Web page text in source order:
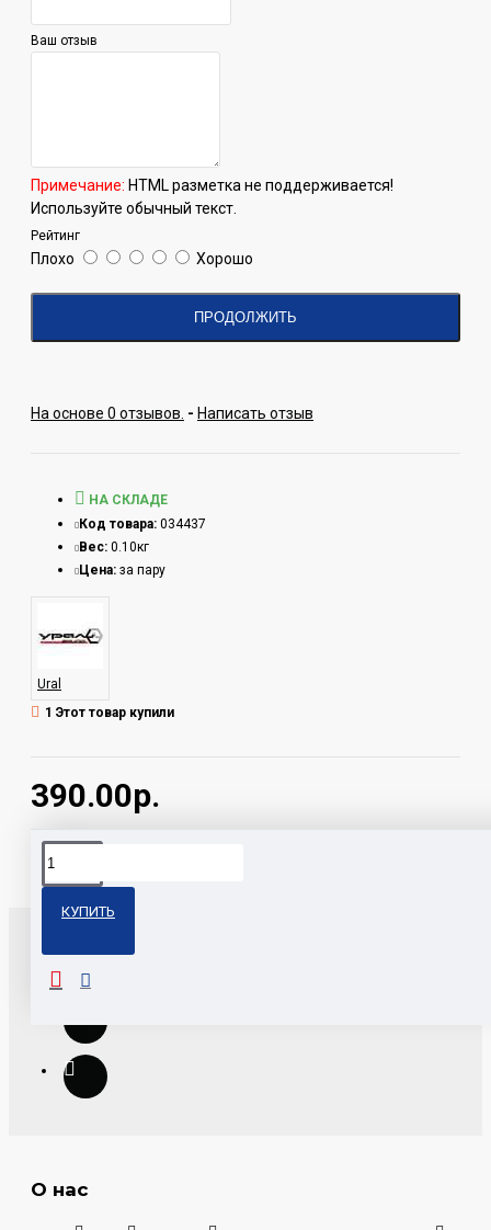
Ваш отзыв
Примечание: HTML разметка не поддерживается!
Используйте обычный текст.
Рейтинг
Плохо Хорошо
ПРОДОЛЖИТЬ
На основе 0 отзывов. - Написать отзыв
390.00р.
НА СКЛАДЕ
Код товара: 034437
Вес: 0.10кг
Цена: за пару
Ural
1 Этот товар купили
КУПИТЬ
Теги:
О нас